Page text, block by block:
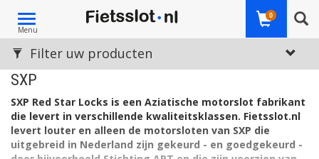
Toggle
navigation
Menu
0
SXP
SXP Red Star Locks is een Aziatische motorslot fabrikant
die levert in verschillende kwaliteitsklassen. Fietsslot.nl
levert louter en alleen de motorsloten van SXP die
uitgebreid in Nederland zijn gekeurd - en goedgekeurd -
Filter uw producten